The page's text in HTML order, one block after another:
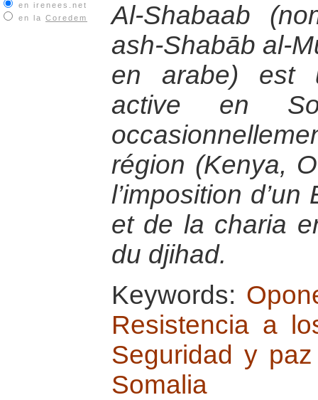
en irenees.net
en la Coredem
Al-Shabaab
ash-Shabāb al-
en arabe) est
active en
région (Kenya,
l’imposition
et de la charia
du djihad.
Keywords:
Resistencia a
Seguridad y paz
Somalia